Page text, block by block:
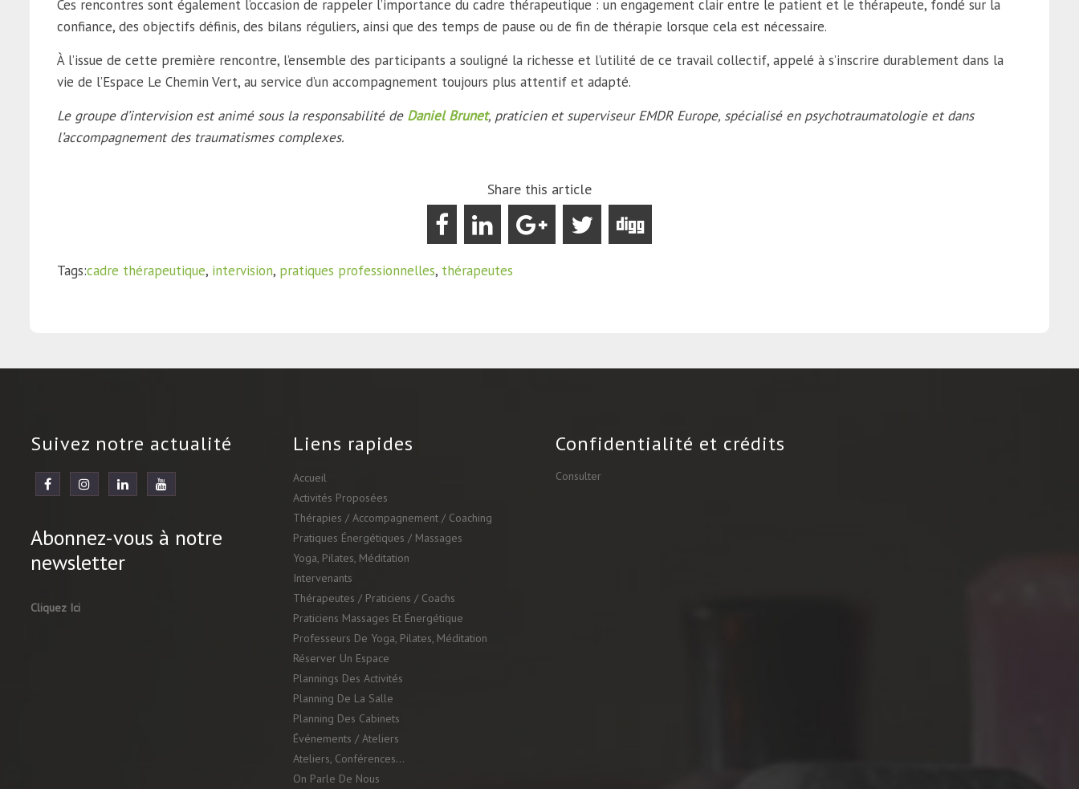
Ces rencontres sont également l’occasion de rappeler l’importance du cadre thérapeutique : un engagement clair entre le patient et le thérapeute, fondé sur la
confiance, des objectifs définis, des bilans réguliers, ainsi que des temps de pause ou de fin de thérapie lorsque cela est nécessaire.
À l’issue de cette première rencontre, l’ensemble des participants a souligné la richesse et l’utilité de ce travail collectif, appelé à s’inscrire durablement dans la
vie de l’Espace Le Chemin Vert, au service d’un accompagnement toujours plus attentif et adapté.
Le groupe d’intervision est animé sous la responsabilité de Daniel Brunet, praticien et superviseur EMDR Europe, spécialisé en psychotraumatologie et dans
l’accompagnement des traumatismes complexes.
Share this article
Tags:cadre thérapeutique, intervision, pratiques professionnelles, thérapeutes
Suivez notre actualité
Abonnez-vous à notre
newsletter
Cliquez Ici
Liens rapides
Accueil
Activités Proposées
Thérapies / Accompagnement / Coaching
Pratiques Énergétiques / Massages
Yoga, Pilates, Méditation
Intervenants
Thérapeutes / Praticiens / Coachs
Praticiens Massages Et Énergétique
Professeurs De Yoga, Pilates, Méditation
Réserver Un Espace
Plannings Des Activités
Planning De La Salle
Planning Des Cabinets
Événements / Ateliers
Ateliers, Conférences…
On Parle De Nous
Confidentialité et crédits
Consulter